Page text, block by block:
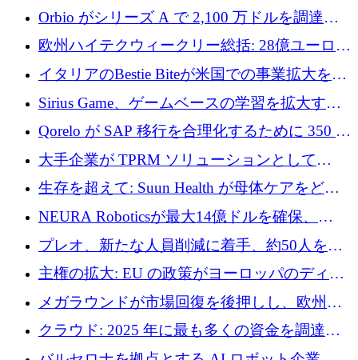
アグリテクノロジーのイノベーションを支援
するファンド III の初回クローズ額が 1 億ドル
に到達
Orbio がシリーズ A で 2,100 万ドルを調達、
AI 労働力管理を世界の最前線の労働者に提供
欧州ハイテクウィークリー総括: 28億ユーロの
取引と5月のハイライト
イタリアのBestie Biteが米国での事業拡大を加
速するために150万ユーロを調達
Sirius Game、ゲームベースの学習を拡大する
ために 130 万ユーロの資金調達を完了
Qorelo が SAP 移行を合理化するために 350 万
ドルを調達
大手企業が TPRM ソリューションとして
Vanta を選択する理由
生存を超えて: Suun Health が母体ケアをどの
ように再考しているか
NEURA Roboticsが最大14億ドルを確保、
Bending Spoonsが米国IPOを申請、英国首相が
4億ポンドのチップ計画を発表
プレオ、新たな人員削減に着手、約50人を解
雇
主権の拡大: EU の政策がヨーロッパのディー
プテック戦略をどのように再構築しているか
メガラウンドが市場回復を後押しし、欧州の
ハイテク資金調達は5月に105億ユーロに回復
クラウド: 2025 年に最も多くの資金を調達し
た 10 社